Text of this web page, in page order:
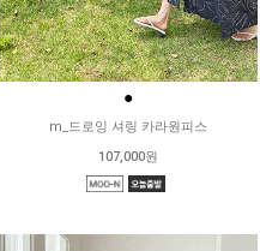
●
m_드로잉 셔링 카라원피스
107,000원